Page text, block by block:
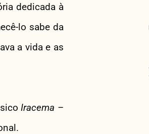
dedicada à
lo sabe da
a vida e as
Iracema –